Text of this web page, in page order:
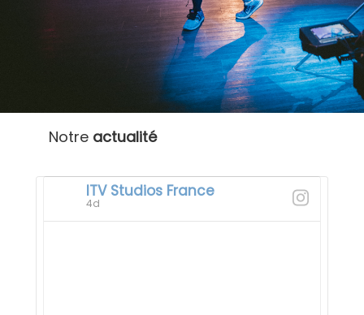
Notre actualité
ITV Studios France
4d